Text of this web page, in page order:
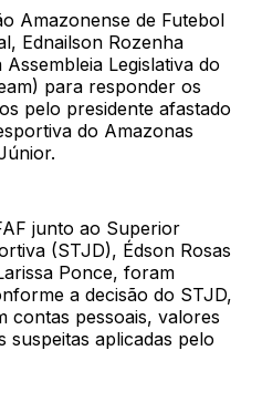
Amazonense de Futebol
Ednailson Rozenha
Legislativa do
para responder os
pelo presidente afastado
do Amazonas
junto ao Superior
(STJD), Édson Rosas
Ponce, foram
a decisão do STJD,
contas pessoais, valores
suspeitas aplicadas pelo